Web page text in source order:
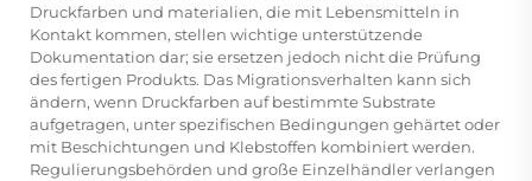
Druckfarben und materialien, die mit Lebensmitteln in
Kontakt kommen, stellen wichtige unterstützende
Dokumentation dar; sie ersetzen jedoch nicht die Prüfung
des fertigen Produkts. Das Migrationsverhalten kann sich
ändern, wenn Druckfarben auf bestimmte Substrate
aufgetragen, unter spezifischen Bedingungen gehärtet oder
mit Beschichtungen und Klebstoffen kombiniert werden.
Regulierungsbehörden und große Einzelhändler verlangen